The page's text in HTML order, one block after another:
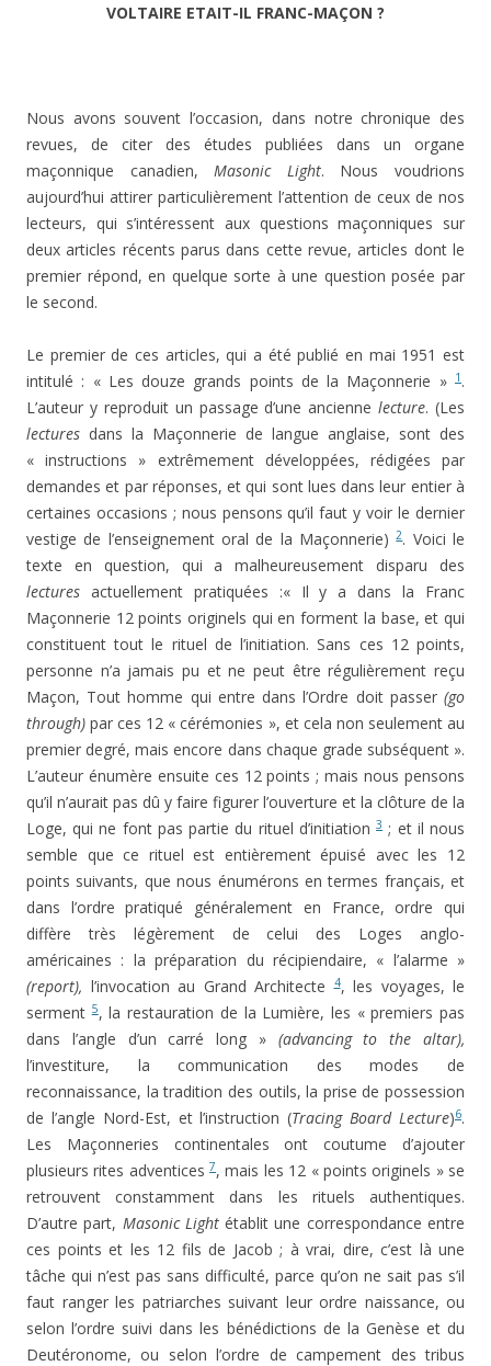
VOLTAIRE ETAIT-IL FRANC-MAÇON ?
Nous avons souvent l’occasion, dans notre chronique des
revues, de citer des études publiées dans un organe
maçonnique canadien,Masonic Light. Nous voudrions
aujourd’hui attirer particulièrement l’attention de ceux de nos
lecteurs, qui s’intéressent aux questions maçonniques sur
deux articles récents parus dans cette revue, articles dont le
premier répond, en quelque sorte à une question posée par
le second.
Le premier de ces articles, qui a été publié en mai 1951 est
intitulé : « Les douze grands points de la Maçonnerie » 1 .
L’auteur y reproduit un passage d’une anciennelecture. (Les
lectures dans la Maçonnerie de langue anglaise, sont des
« instructions » extrêmement développées, rédigées par
demandes et par réponses, et qui sont lues dans leur entier à
certaines occasions ; nous pensons qu’il faut y voir le dernier
vestige de l’enseignement oral de la Maçonnerie)2. Voici le
texte en question, qui a malheureusement disparu des
lectures actuellement pratiquées :« Il y a dans la Franc
Maçonnerie 12 points originels qui en forment la base, et qui
constituent tout le rituel de l’initiation. Sans ces 12 points,
personne n’a jamais pu et ne peut être régulièrement reçu
Maçon, Tout homme qui entre dans l’Ordre doit passer (go
through) par ces 12 « cérémonies », et cela non seulement au
premier degré, mais encore dans chaque grade subsé­quent ».
L’auteur énumère ensuite ces 12 points ; mais nous pensons
qu’il n’aurait pas dû y faire figurer l’ouverture et la clôture de la
Loge, qui ne font pas partie du rituel d’ini­tiation3 ; et il nous
semble que ce rituel est entièrement épuisé avec les 12
points suivants, que nous énumérons en termes français, et
dans l’ordre pratiqué généralement en France, ordre qui
diffère très légèrement de celui des Loges anglo-
américaines : la préparation du récipiendaire, « l’alarme »
(report), l’invocation au Grand Architecte4, les voyages, le
serment5, la restauration de la Lumière, les « premiers pas
dans l’angle d’un carré long » (advancing to the altar),
l’investiture, la communication des modes de
reconnaissance, la tradition des outils, la prise de possession
de l’angle Nord-Est, et l’instruction (Tracing Board Lecture)6.
Les Maçonneries continentales ont coutume d’ajouter
plusieurs rites adventices7, mais les 12 « points originels » se
retrouvent constamment dans les rituels authentiques.
D’autre part, Masonic Lightétablit une correspondance entre
ces points et les 12 fils de Jacob ; à vrai, dire, c’est là une
tâche qui n’est pas sans difficulté, parce qu’on ne sait pas s’il
faut ranger les patriarches suivant leur ordre naissance, ou
selon l’ordre suivi dans les bénédictions de la Genèse et du
Deutéronome, ou selon l’ordre de campement des tribus